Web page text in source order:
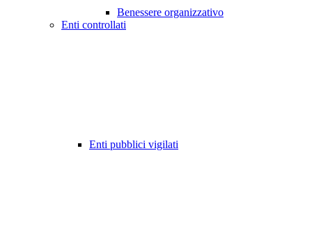
Benessere organizzativo
Enti controllati
Enti pubblici vigilati